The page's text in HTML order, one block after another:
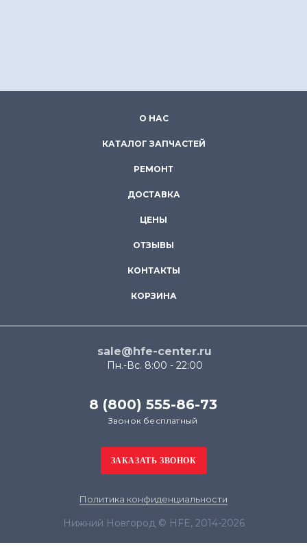
О НАС
КАТАЛОГ ЗАПЧАСТЕЙ
РЕМОНТ
ДОСТАВКА
ЦЕНЫ
ОТЗЫВЫ
КОНТАКТЫ
КОРЗИНА
sale@hfe-center.ru
Пн.-Вс. 8:00 - 22:00
8 (800) 555-86-73
Звонок бесплатный
Политика конфиденциальности
Нижний Новгород © HFE, 2014-2026